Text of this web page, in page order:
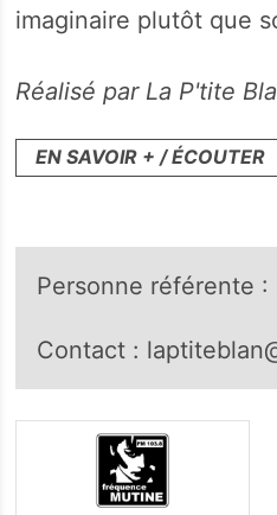
imaginaire plutôt que
Réalisé par La P'tite
EN SAVOIR + / ÉCOUTER
Personne référente :
Contact :